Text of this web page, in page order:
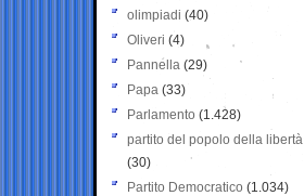
olimpiadi (40)
Oliveri (4)
Pannella (29)
Papa (33)
Parlamento (1.428)
partito del popolo della libertà
(30)
Partito Democratico (1.034)